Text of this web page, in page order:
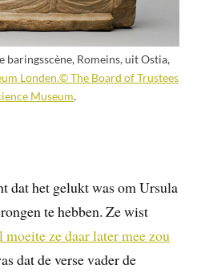
Romeins, uit Ostia,
Londen.© The Board of Trustees
Museum.
dat het gelukt was om Ursula
te hebben. Ze wist
moeite ze daar later mee zou
dat de verse vader de